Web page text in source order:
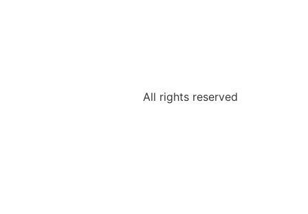
All rights reserved